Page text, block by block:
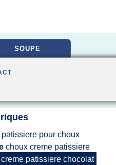
SOUPE
patissiere pour choux
choux creme patissiere
patissiere chocolat